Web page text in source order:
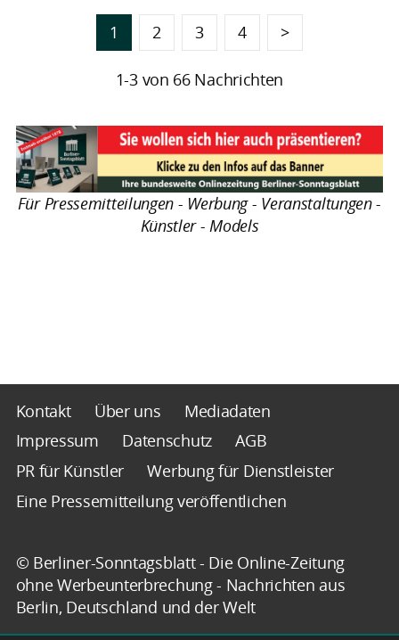
1 2 3 4 >
1-3 von 66 Nachrichten
Für Pressemitteilungen - Werbung - Veranstaltungen -
Künstler - Models
Kontakt Über uns
Mediadaten
Impressum
Datenschutz
AGB
PR für Künstler
Werbung für Dienstleister
Eine Pressemitteilung veröffentlichen
© Berliner-Sonntagsblatt - Die Online-Zeitung
ohne Werbeunterbrechung - Nachrichten aus
Berlin, Deutschland und der Welt